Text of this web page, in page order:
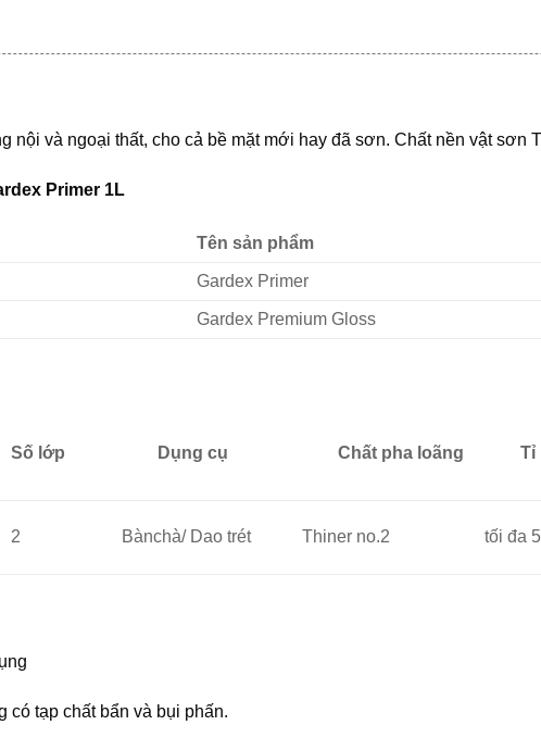
nội và ngoại thất, cho cả bề mặt mới hay đã sơn. Chất nền vật sơn
Primer 1L
Tên sản phẩm
Gardex Primer
Gardex Premium Gloss
Số lớp Dụng cụ Chất pha loãng Tỉ
2 Bànchà/ Dao trét Thiner no.2 tối đa
có tạp chất bẩn và bụi phấn.